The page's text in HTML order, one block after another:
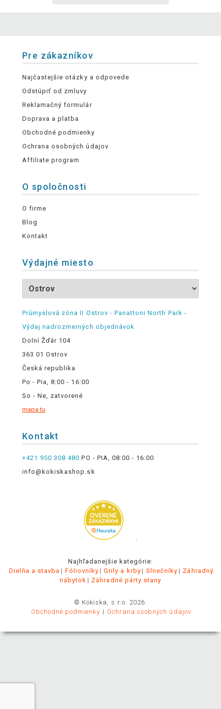
Pre zákazníkov
Najčastejšie otázky a odpovede
Odstúpiť od zmluvy
Reklamačný formulár
Doprava a platba
Obchodné podmienky
Ochrana osobných údajov
Affiliate program
O spoločnosti
O firme
Blog
Kontakt
Výdajné miesto
Průmyslová zóna II Ostrov - Panattoni North Park -
Výdaj nadrozmerných objednávok
Dolní Žďár 104
363 01 Ostrov
Česká republika
Po - Pia, 8:00 - 16:00
So - Ne, zatvorené
mapa tu
Kontakt
+421 950 308 480 PO - PIA, 08:00 - 16:00
info@kokiskashop.sk
.
Najhľadanejšie kategórie:
Dielňa a stavba
Fóliovníky Grily a krby Slnečníky
Záhradný
nábytok
Záhradné párty stany
© Kokiska, s.r.o. 2026.
Obchodné podmienky
Ochrana osobných údajov